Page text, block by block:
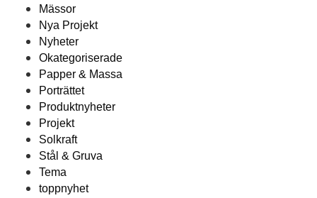
Mässor
Nya Projekt
Nyheter
Okategoriserade
Papper & Massa
Porträttet
Produktnyheter
Projekt
Solkraft
Stål & Gruva
Tema
toppnyhet